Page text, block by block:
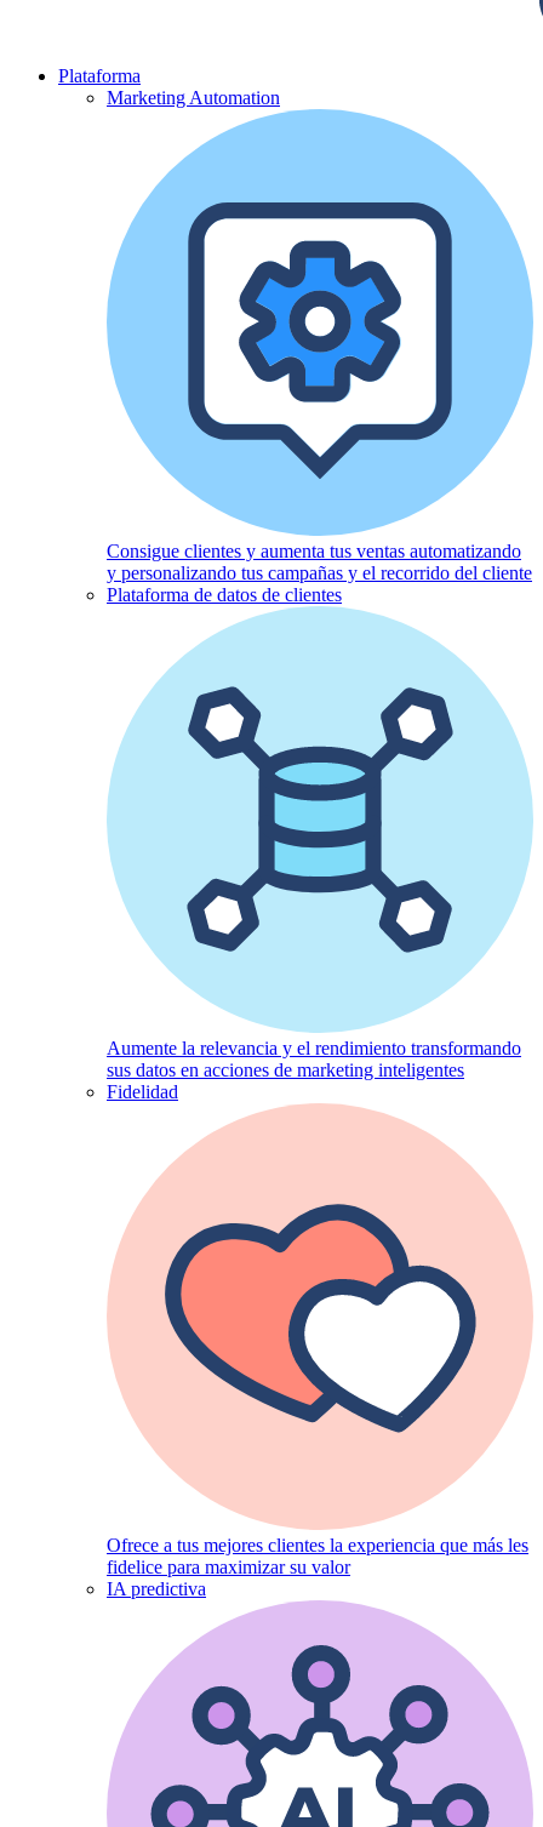
Plataforma
Marketing Automation
Consigue clientes y aumenta tus ventas automatizando
y personalizando tus campañas y el recorrido del cliente
Plataforma de datos de clientes
Aumente la relevancia y el rendimiento transformando
sus datos en acciones de marketing inteligentes
Fidelidad
Ofrece a tus mejores clientes la experiencia que más les
fidelice para maximizar su valor
IA predictiva